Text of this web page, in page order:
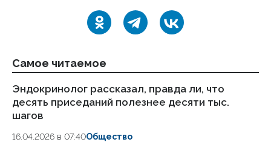
Самое читаемое
Эндокринолог рассказал, правда ли, что
десять приседаний полезнее десяти тыс.
шагов
16.04.2026 в 07:40Общество